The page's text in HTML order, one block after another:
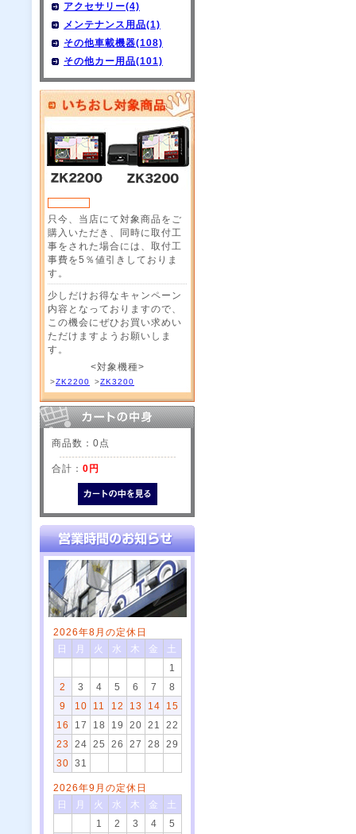
アクセサリー(4)
メンテナンス用品(1)
その他車載機器(108)
その他カー用品(101)
只今、当店にて対象商品をご
購入いただき、同時に取付工
事をされた場合には、取付工
事費を5％値引きしておりま
す。
少しだけお得なキャンペーン
内容となっておりますので、
この機会にぜひお買い求めい
ただけますようお願いしま
す。
<対象機種>
>ZK2200 >ZK3200
商品数：0点
合計： 0円
2026年8月の定休日
日
月 火 水 木 金
土
1
2
3 4 5 6 7
8
9
10 11 12 13 14
15
16
17 18 19 20 21
22
23
24 25 26 27 28
29
30
31
2026年9月の定休日
日
月 火 水 木 金
土
1
2 3 4
5